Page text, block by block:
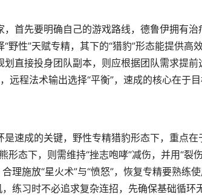
，首先要明确自己的游戏路线，德鲁伊拥有
野性”天赋专精，其下的“猎豹”形态能提供高
直接投身团队副本，则应根据团队需求提前
远程法术输出选择“平衡”，速成的核心在于
速成的关键，野性专精猎豹形态下，重点在
形态下，则需维持“挫志咆哮”减伤，并用“裂
理施放“星火术”与“愤怒”，恢复专精要熟练使
练习时不必追求复杂连招，先确保基础循环